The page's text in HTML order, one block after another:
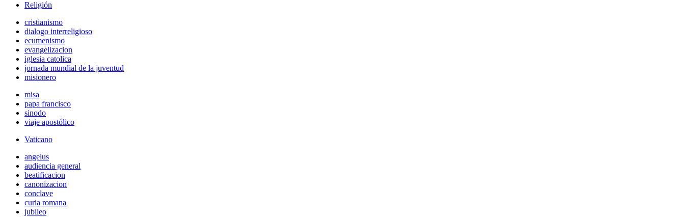
Religión
cristianismo
dialogo interreligioso
ecumenismo
evangelizacion
iglesia catolica
jornada mundial de la juventud
misionero
misa
papa francisco
sinodo
viaje apostólico
Vaticano
angelus
audiencia general
beatificacion
canonizacion
conclave
curia romana
jubileo